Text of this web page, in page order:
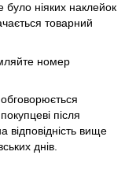
ніяких наклейок
товарний
номер
після
відповідність вище
днів.